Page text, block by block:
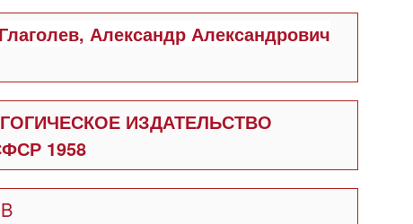
Александр Александрович
ИЗДАТЕЛЬСТВО
1958